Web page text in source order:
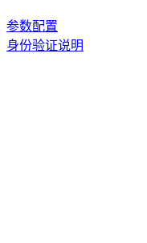
参数配置
身份验证说明